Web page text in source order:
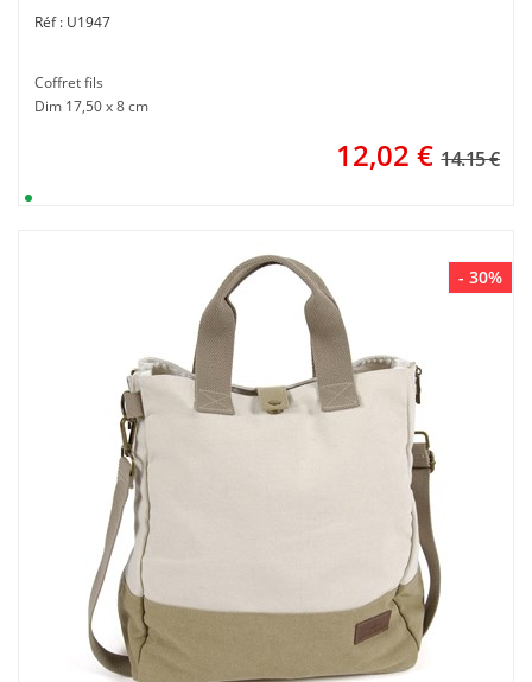
U1947
Coffret fils
Dim 17,50 x 8 cm
12,02 € 14.15 €
- 30%